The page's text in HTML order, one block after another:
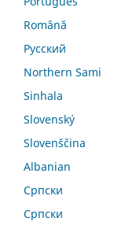
Română
Русский
Northern Sami
Sinhala
Slovenský
Slovenščina
Albanian
Српски
Српски